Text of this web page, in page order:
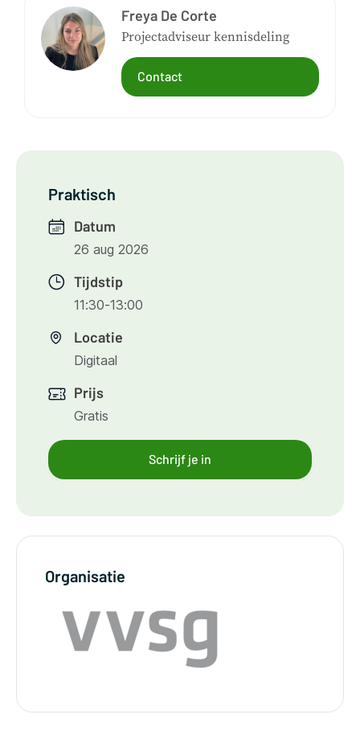
Freya De Corte
Projectadviseur kennisdeling
Contact
Praktisch
Datum
26 aug 2026
Tijdstip
11:30-13:00
Locatie
Digitaal
Prijs
Gratis
Schrijf je in
Organisatie